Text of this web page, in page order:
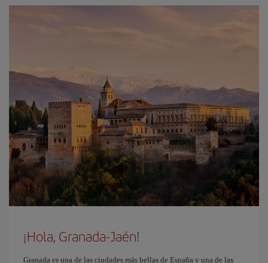
¡Hola, Granada-Jaén!
Granada es una de las ciudades más bellas de España y una de las